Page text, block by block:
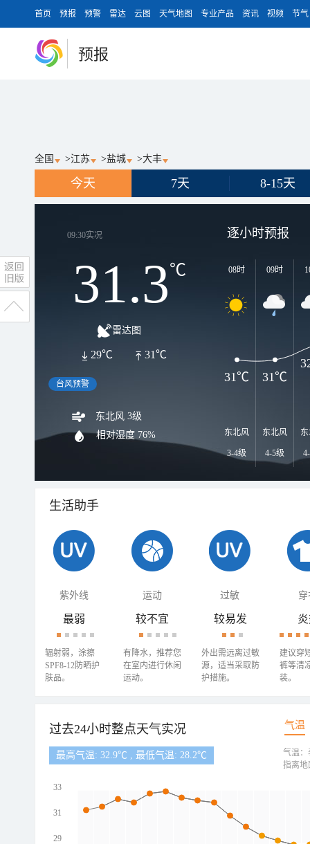
首页 预报 预警 雷达 云图 天气地图 专业产品 资讯 视频 节气
预报
全国 >江苏 >盐城 >大丰
今天 7天 8-15天
09:30实况
31.3℃
雷达图
31℃
29℃
台风预警
东北风 3级
相对湿度 76%
逐小时预报
08时
东北风
3-4级
09时
东北风
4-5级
31℃ 31℃
生活助手
紫外线 运动 过敏 穿
最弱
辐射弱，涂擦
SPF8-12防晒护
肤品。
较不宜
有降水，推荐您
在室内进行休闲
运动。
较易发
外出需远离过敏
源，适当采取防
护措施。
建议穿
裤等清
装。
过去24小时整点天气实况 气温
最高气温: 32.9℃ , 最低气温: 28.2℃
33
31
29
气温：
指离地